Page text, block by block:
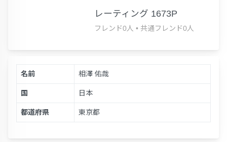
レーティング 1673P
フレンド0人 • 共通フレンド0人
名前 相澤 佑哉
国 日本
都道府県 東京都